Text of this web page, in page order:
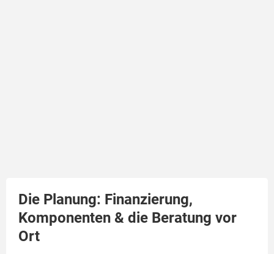
Die Planung: Finanzierung,
Komponenten & die Beratung vor
Ort